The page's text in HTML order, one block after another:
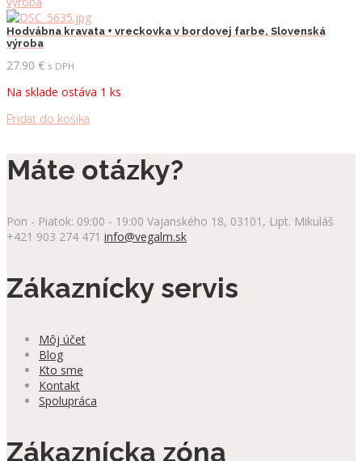
Hodvábna kravata + vreckovka v bordovej farbe, Slovenská
výroba
27.90 € s DPH
Na sklade ostáva 1 ks
Pridať do košíka
Máte otázky?
Pon - Piatok: 09:00 - 19:00 Vajanského 18, 03101, Lipt. Mikuláš
+421 903 274 471 info@vegalm.sk
Zákaznícky servis
Môj účet
Blog
Kto sme
Kontakt
Spolupráca
Zákaznícka zóna